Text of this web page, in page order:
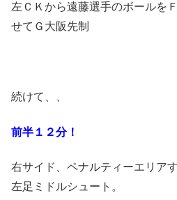
左ＣＫから遠藤選手のボールを
せてＧ大阪先制
続けて、、
前半１２分！
右サイド、ペナルティーエリア
左足ミドルシュート。